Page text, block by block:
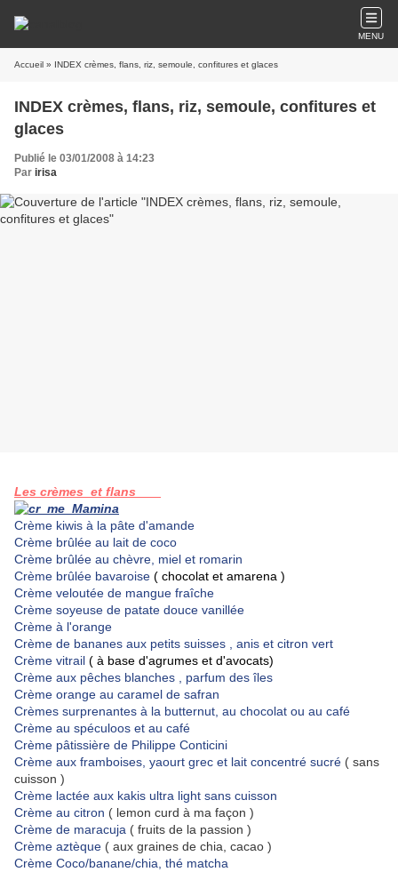
MENU
Accueil » INDEX crèmes, flans, riz, semoule, confitures et glaces
INDEX crèmes, flans, riz, semoule, confitures et
glaces
Publié le 03/01/2008 à 14:23
Par irisa
Les crèmes et flans
Crème kiwis à la pâte d'amande
Crème brûlée au lait de coco
Crème brûlée au chèvre, miel et romarin
Crème brûlée bavaroise ( chocolat et amarena )
Crème veloutée de mangue fraîche
Crème soyeuse de patate douce vanillée
Crème à l'orange
Crème de bananes aux petits suisses , anis et citron vert
Crème vitrail ( à base d'agrumes et d'avocats)
Crème aux pêches blanches , parfum des îles
Crème orange au caramel de safran
Crèmes surprenantes à la butternut, au chocolat ou au café
Crème au spéculoos et au café
Crème pâtissière de Philippe Conticini
Crème aux framboises, yaourt grec et lait concentré sucré ( sans
cuisson )
Crème lactée aux kakis ultra light sans cuisson
Crème au citron ( lemon curd à ma façon )
Crème de maracuja ( fruits de la passion )
Crème aztèque ( aux graines de chia, cacao )
Crème Coco/banane/chia, thé matcha